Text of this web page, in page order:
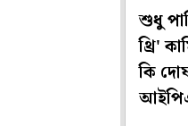
শুধু
থ্রি'
কি